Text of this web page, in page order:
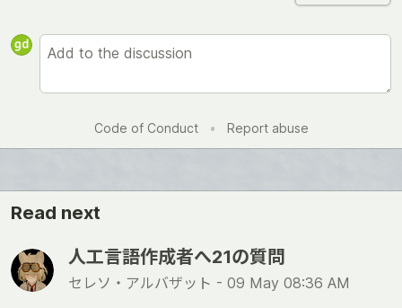
Code of Conduct • Report abuse
Read next
人工言語作成者へ21の質問
セレソ・アルバザット - 09 May 08:36 AM